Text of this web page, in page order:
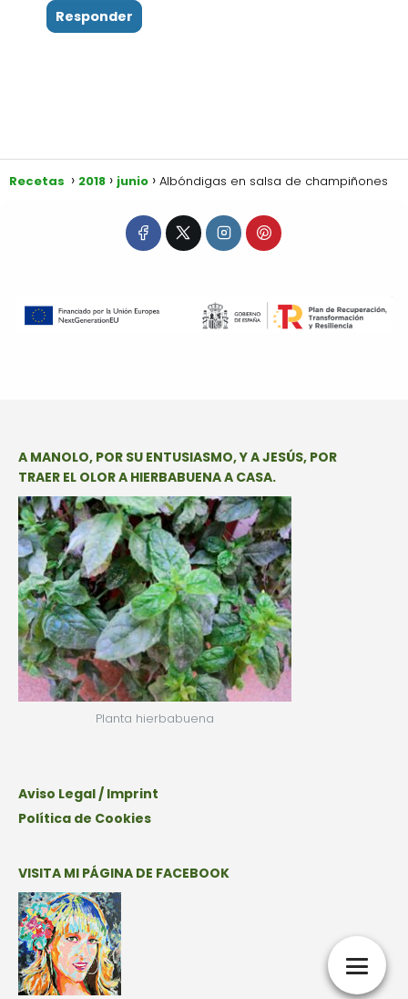
Responder
Recetas 2018 junio Albóndigas en salsa de champiñones
A MANOLO, POR SU ENTUSIASMO, Y A JESÚS, POR
TRAER EL OLOR A HIERBABUENA A CASA.
Planta hierbabuena
Aviso Legal / Imprint
Política de Cookies
VISITA MI PÁGINA DE FACEBOOK